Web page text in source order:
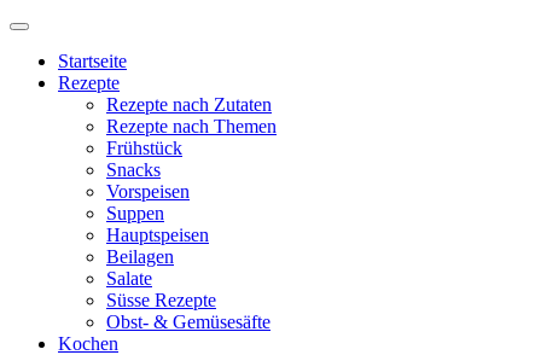
Startseite
Rezepte
Rezepte nach Zutaten
Rezepte nach Themen
Frühstück
Snacks
Vorspeisen
Suppen
Hauptspeisen
Beilagen
Salate
Süsse Rezepte
Obst- & Gemüsesäfte
Kochen